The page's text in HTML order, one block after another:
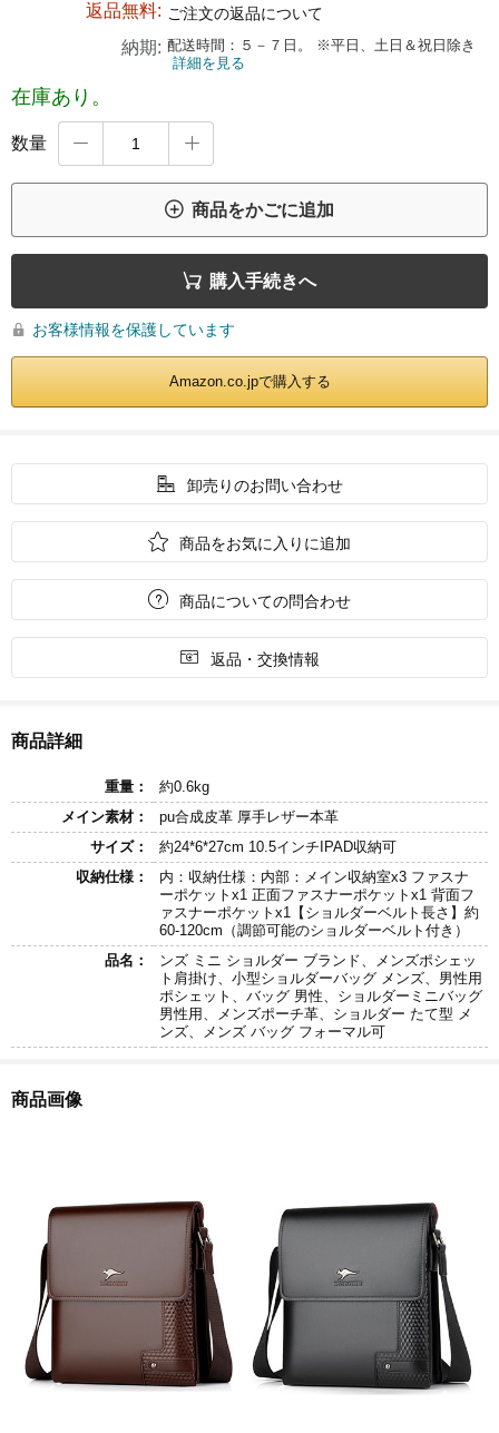
返品無料: ご注文の返品について
納期: 配送時間：５－７日。 ※平日、土日＆祝日除き
詳細を見る
在庫あり。
数量  
 商品をかごに追加
 購入手続きへ
 お客様情報を保護しています
Amazon.co.jpで購入する
 卸売りのお問い合わせ
 商品をお気に入りに追加
 商品についての問合わせ
 返品・交換情報
商品詳細
重量：
約0.6kg
メイン素材：
pu合成皮革 厚手レザー本革
サイズ：
約24*6*27cm 10.5インチIPAD収納可
収納仕様：
内：収納仕様：内部：メイン収納室x3 ファスナ
ーポケットx1 正面ファスナーポケットx1 背面フ
ァスナーポケットx1【ショルダーベルト長さ】約
60-120cm（調節可能のショルダーベルト付き）
品名：
ンズ ミニ ショルダー ブランド、メンズポシェッ
ト肩掛け、小型ショルダーバッグ メンズ、男性用
ポシェット、バッグ 男性、ショルダーミニバッグ
男性用、メンズポーチ革、ショルダー たて型 メ
ンズ、メンズ バッグ フォーマル可
商品画像